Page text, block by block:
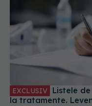
EXCLUSIV
la tratamente.